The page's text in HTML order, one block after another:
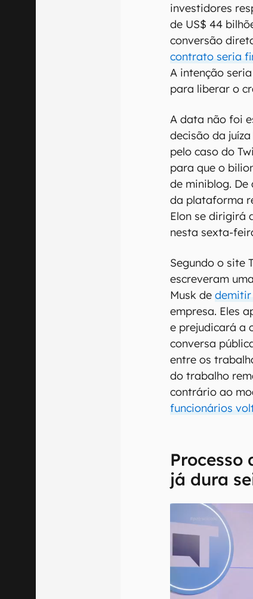
investidores
de US$ 44
conversão
contrato seria
A intenção
para liberar o
A data não foi
decisão da
pelo caso do
para que o
de miniblog.
da plataforma
Elon se dirigirá
nesta sexta-
Segundo o site
escreveram
Musk dedemitir
empresa. Eles
e prejudicará a
conversa
entre os
do trabalho
contrário ao
funcionários
Processo
já dura